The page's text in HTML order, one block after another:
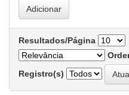
Resultados/Página
Registro(s)